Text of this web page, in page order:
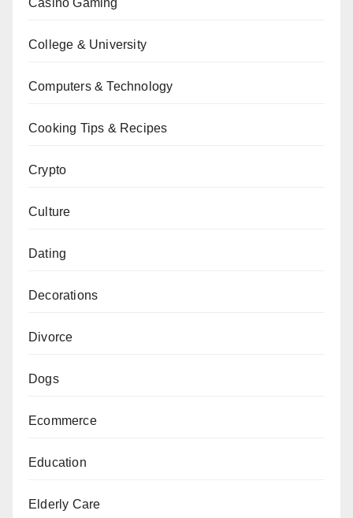
Casino Gaming
College & University
Computers & Technology
Cooking Tips & Recipes
Crypto
Culture
Dating
Decorations
Divorce
Dogs
Ecommerce
Education
Elderly Care